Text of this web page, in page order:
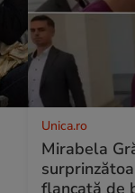
Unica.ro
Mirabela